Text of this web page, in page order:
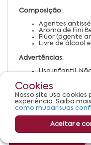
Composição:
Agentes
Aroma de Fini
Flúor (agente
Livre de álcool
Advertências:
Uso infantil.
supervisão.
Em caso de
orientação
Conservar em
Cookies
Nosso site usa
experiência. Saiba
como mudar suas